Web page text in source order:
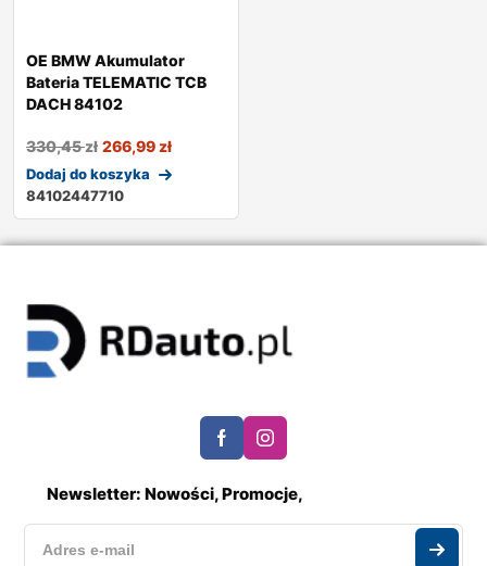
OE BMW Akumulator
Bateria TELEMATIC TCB
DACH 84102
330,45zł 266,99zł
Dodaj do koszyka
84102447710
Newsletter: Nowości, Promocje,